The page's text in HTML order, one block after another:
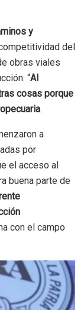
y
del
obras viales
“Al
cosas porque
.
a
por
el acceso al
buena parte de
con el campo